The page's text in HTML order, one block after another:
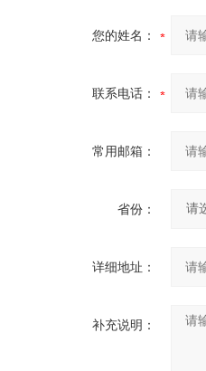
您的姓名：
联系电话：
常用邮箱：
省份：
详细地址：
补充说明：